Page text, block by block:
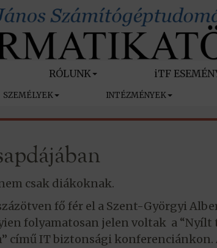
RÓLUNK iTF
SZEMÉLYEK INTÉZMÉNYEK
csak diákoknak.
fő fér el a Szent-Györgyi
folyamatosan jelen voltak a
című IT biztonsági konferenciánkon.